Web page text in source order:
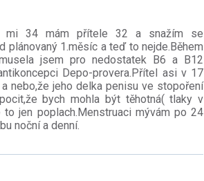
mi 34 mám přítele 32 a snažím se
plánovaný 1.měsíc a teď to nejde.Během
jsem pro nedostatek B6 a B12
Depo-provera.Přítel asi v 17
nebo,že jeho delka penisu ve stopoření
bych mohla být těhotná( tlaky v
jen poplach.Menstruaci mývám po 24
noční a denní.